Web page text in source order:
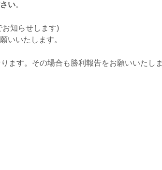
い。
お知らせします)
いいたします。
ます。その場合も勝利報告をお願いいたしま